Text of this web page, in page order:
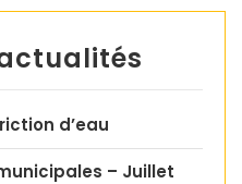
d’eau
– Juillet